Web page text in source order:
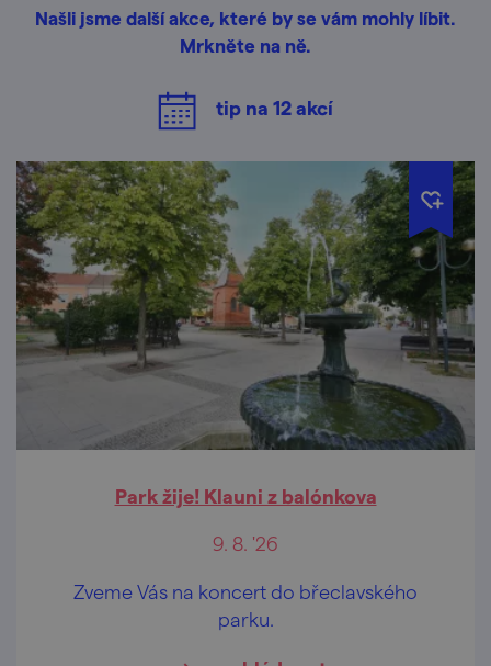
Našli jsme další akce, které by se vám mohly líbit.
Mrkněte na ně.
tip na 12akcí
Park žije! Klauni z balónkova
9. 8. '26
Zveme Vás na koncert do břeclavského
parku.